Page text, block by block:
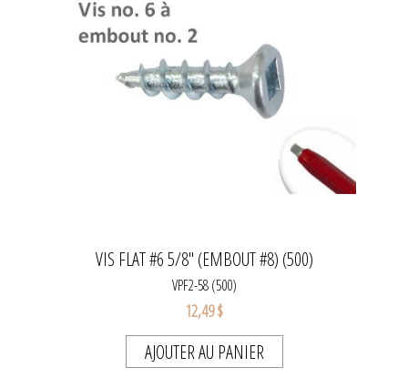
VIS FLAT #6 5/8" (EMBOUT #8) (500)
VPF2-58 (500)
12,49 $
AJOUTER AU PANIER